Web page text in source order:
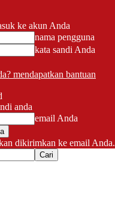
ke akun Anda
nama pengguna
kata sandi Anda
mendapatkan bantuan
anda
email Anda
dikirimkan ke email Anda.